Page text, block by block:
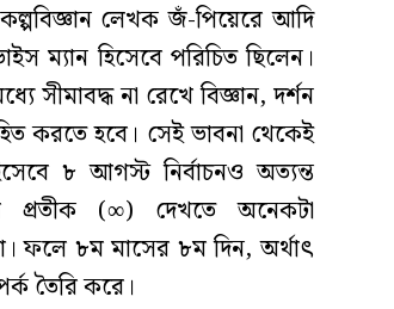
লেখক জঁ-পিয়েরে আদি
ম্যান হিসেবে পরিচিত ছিলেন।
সীমাবদ্ধ না রেখে বিজ্ঞান, দর্শন
করতে হবে। সেই ভাবনা থেকেই
৮ আগস্ট নির্বাচনও অত্যন্ত
প্রতীক (∞) দেখতে অনেকটা
ফলে ৮ম মাসের ৮ম দিন, অর্থাৎ
তৈরি করে।